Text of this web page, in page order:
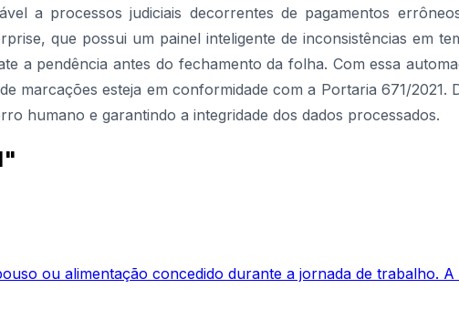
a processos judiciais decorrentes de pagamentos
que possui um painel inteligente de inconsistências em
a pendência antes do fechamento da folha. Com essa
marcações esteja em conformidade com a Portaria 671/
humano e garantindo a integridade dos dados processados.
ou alimentação concedido durante a jornada de trabalho.